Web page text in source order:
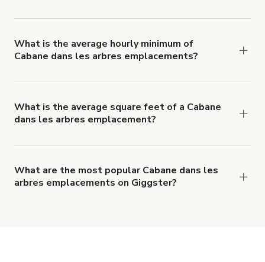
emplacement, but average 60+ people per
booking.
What is the average hourly minimum of
Cabane dans les arbres emplacements?
What is the average square feet of a Cabane
dans les arbres emplacement?
105675582 square feet.
What are the most popular Cabane dans les
arbres emplacements on Giggster?